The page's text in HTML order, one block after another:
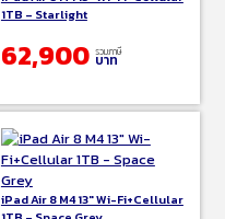
1TB – Starlight
62,900 รวมภาษี
บาท
iPad Air 8 M4 13″ Wi-Fi+Cellular